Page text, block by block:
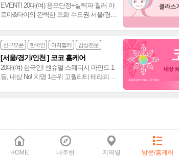
EVENT! 20대(여) 용모단정+실력파 힐러 아
로마&타이의 완벽한 조화 수도권 서울/경
신규오픈 한국인 여자힐러 감성전문
[서울/경기/인천 ] 코코 홈케어
20대(여) 한국인! 센슈얼 스웨디시 마인드 1
등, 내상 No! 지명 1순위 고퀄리티 테라피로
HOME 내주변 지역별 방문/홈케어